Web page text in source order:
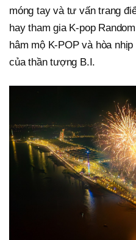
móng tay và tư vấn trang
hay tham gia K-pop
hâm mộ K-POP và hòa
của thần tượng B.I.